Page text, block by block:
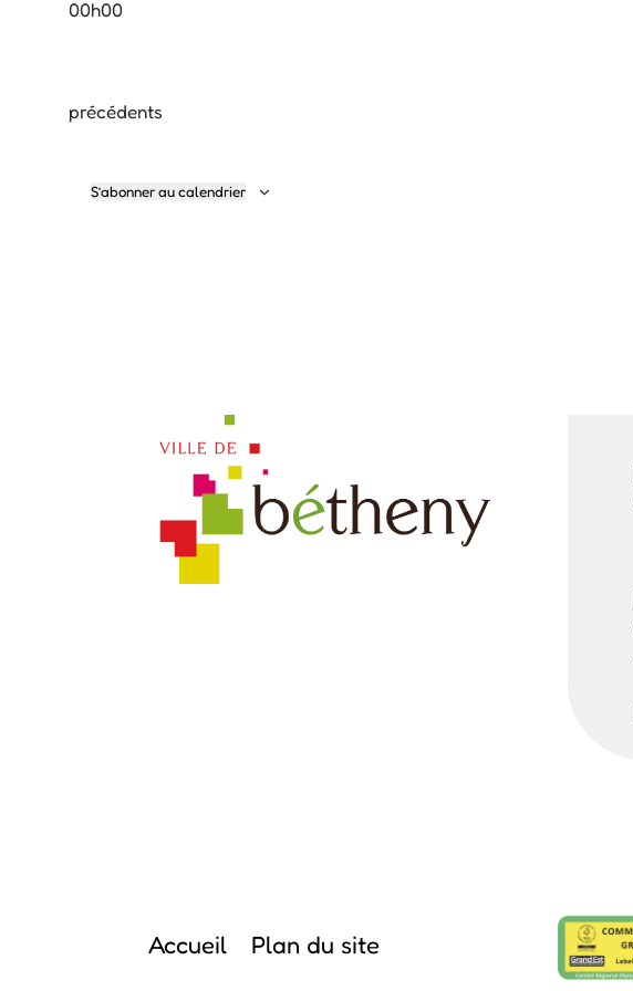
00h00
Évènements
précédents
S’abonner au calendrier
Accueil Plan du site